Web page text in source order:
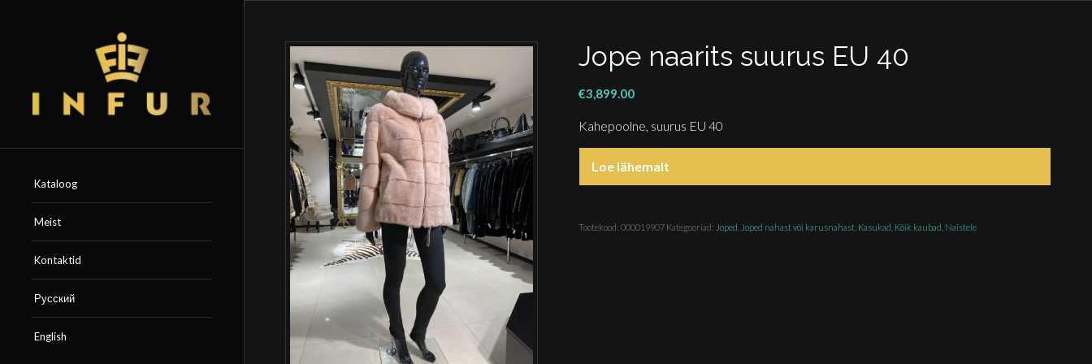
Kataloog
Meist
Kontaktid
Русский
English
Jope naarits suurus EU 40
€3,899.00
Kahepoolne, suurus EU 40
Loe lähemalt
Tootekood:000019907 Kategooriad: Joped Joped nahast või karusnahast Kasukad Kõik kaubad Naistele